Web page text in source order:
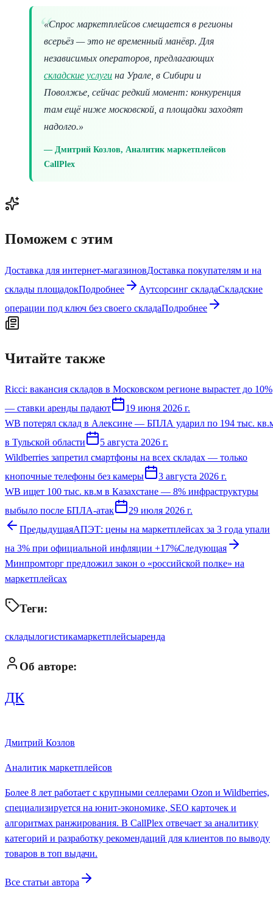
«Спрос маркетплейсов смещается в регионы
всерьёз — это не временный манёвр. Для
независимых операторов, предлагающих
складские услуги на Урале, в Сибири и
Поволжье, сейчас редкий момент: конкуренция
там ещё ниже московской, а площадки заходят
надолго.»
Дмитрий Козлов, Аналитик маркетплейсов
CallPlex
Поможем с этим
Доставка для интернет-магазиновДоставка покупателям и на
склады площадокПодробнее Аутсорсинг складаСкладские
операции под ключ без своего складаПодробнее
Читайте также
Ricci: вакансия складов в Московском регионе вырастет до 10%
— ставки аренды падают
19 июня 2026 г.
WB потерял склад в Алексине — БПЛА ударил по 194 тыс.
в Тульской области
5 августа 2026 г.
Wildberries запретил смартфоны на всех складах — только
кнопочные телефоны без камеры
3 августа 2026 г.
WB ищет 100 тыс. кв.м в Казахстане — 8% инфраструктуры
выбыло после БПЛА-атак
29 июля 2026 г.
ПредыдущаяАПЭТ: цены на маркетплейсах за 3 года упали
на 3% при официальной инфляции +17%Следующая
Минпромторг предложил закон о «российской полке» на
маркетплейсах
Теги:
складылогистикамаркетплейсыаренда
Об авторе:
ДК
Дмитрий Козлов
Аналитик маркетплейсов
Более 8 лет работает с крупными селлерами Ozon и Wildberries,
специализируется на юнит-экономике, SEO карточек и
алгоритмах ранжирования. В CallPlex отвечает за аналитику
категорий и разработку рекомендаций для клиентов по выводу
товаров в топ выдачи.
Все статьи автора